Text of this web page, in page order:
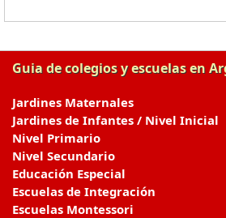
Guia de colegios y escuelas en
Jardines Maternales
Jardines de Infantes / Nivel Inicial
Nivel Primario
Nivel Secundario
Educación Especial
Escuelas de Integración
Escuelas Montessori